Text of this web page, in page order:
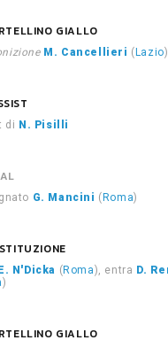
GIALLO
M. Cancellieri ( Lazio)
di N. Pisilli
G. Mancini ( Roma)
E. N'Dicka ( Roma), entra D.
)
GIALLO